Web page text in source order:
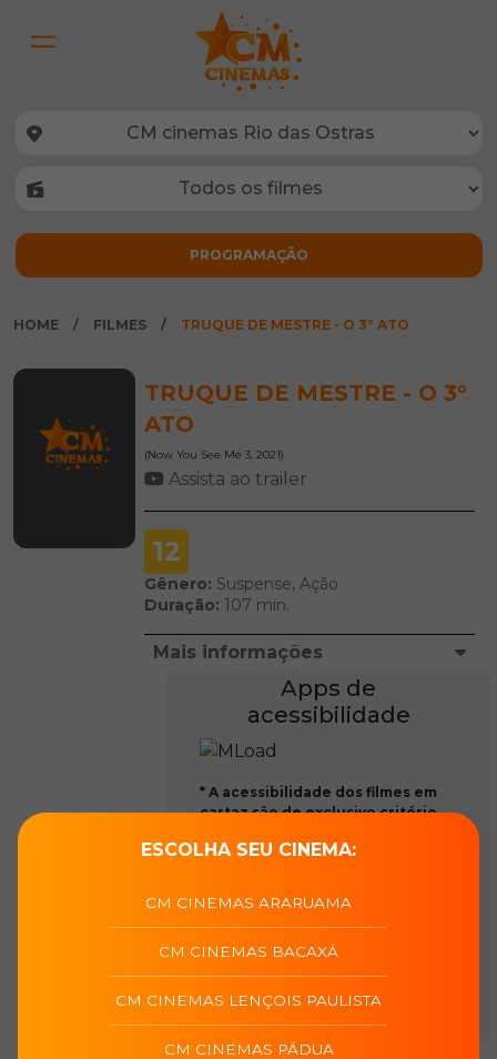
HOME FILMES TRUQUE DE MESTRE - O 3° ATO
TRUQUE DE MESTRE - O 3°
ATO
(Now You See Me 3, 2021)
Assista ao trailer
12
Gênero: Suspense, Ação
Duração: 107 min.
Mais informações
Apps de
acessibilidade
* A acessibilidade dos filmes em
cartaz são de exclusivo critério
disponibilizam únicamente
Nosso site indica qual o app
necessário na página de cada
filme.
utilização do aplicativo.
ESCOLHA SEU CINEMA:
CM CINEMAS ARARUAMA
CM CINEMAS BACAXÁ
CM CINEMAS LENÇOIS PAULISTA
CM CINEMAS PÁDUA